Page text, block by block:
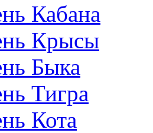
Кабана
Крысы
Быка
Тигра
Кота